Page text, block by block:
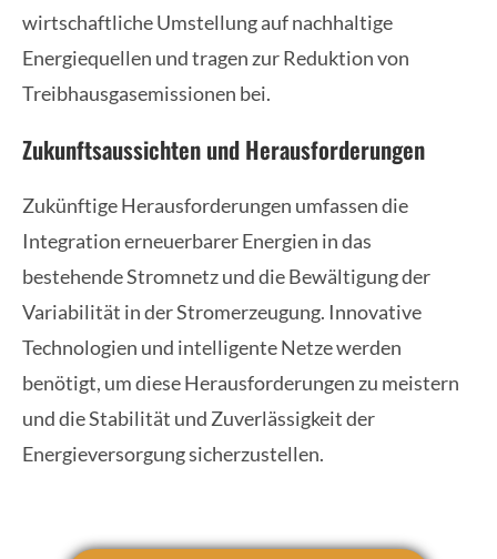
wirtschaftliche Umstellung auf nachhaltige
Energiequellen und tragen zur Reduktion von
Treibhausgasemissionen bei.
Zukunftsaussichten und Herausforderungen
Zukünftige Herausforderungen umfassen die
Integration erneuerbarer Energien in das
bestehende Stromnetz und die Bewältigung der
Variabilität in der Stromerzeugung. Innovative
Technologien und intelligente Netze werden
benötigt, um diese Herausforderungen zu meistern
und die Stabilität und Zuverlässigkeit der
Energieversorgung sicherzustellen.